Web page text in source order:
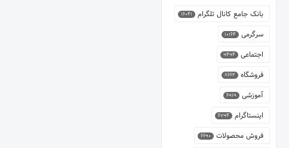
بانک جامع کانال تلگرام 16041
سرگرمی 10164
اجتماعی 9494
فروشگاه 8662
آموزشی 6919
اینستاگرام 6794
فروش محصولات 6690